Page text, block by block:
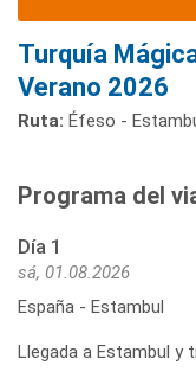
Turquía
Verano 2026
Ruta: Éfeso -
Programa del
Día 1
sá, 01.08.2026
España - Estambul